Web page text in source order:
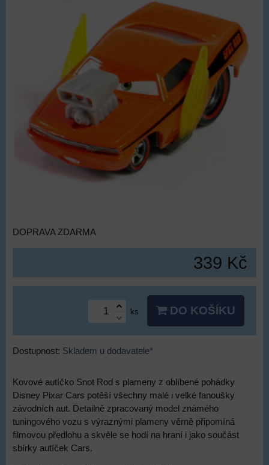
DOPRAVA ZDARMA
339 Kč
ks DO KOŠÍKU
Dostupnost: Skladem u dodavatele*
Kovové autíčko Snot Rod s plameny z oblíbené pohádky
Disney Pixar Cars potěší všechny malé i velké fanoušky
závodních aut. Detailně zpracovaný model známého
tuningového vozu s výraznými plameny věrně připomíná
filmovou předlohu a skvěle se hodí na hraní i jako součást
sbírky autíček Cars.